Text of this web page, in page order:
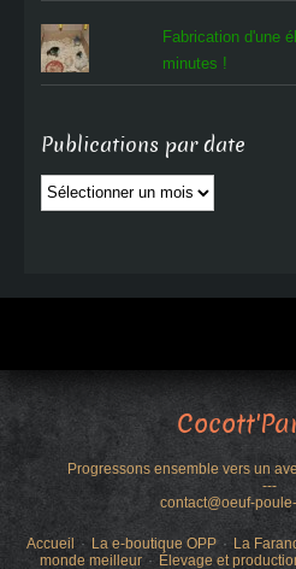
Fabrication d'une
minutes !
Publications par date
Publications
par
Progressons ensemble vers un
---
contact@oeuf-
Accueil La e-boutique OPP
La
monde meilleur
Élevage et